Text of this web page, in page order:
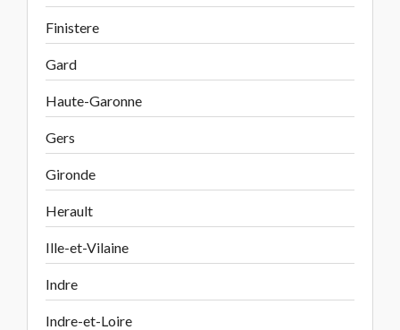
Finistere
Gard
Haute-Garonne
Gers
Gironde
Herault
Ille-et-Vilaine
Indre
Indre-et-Loire